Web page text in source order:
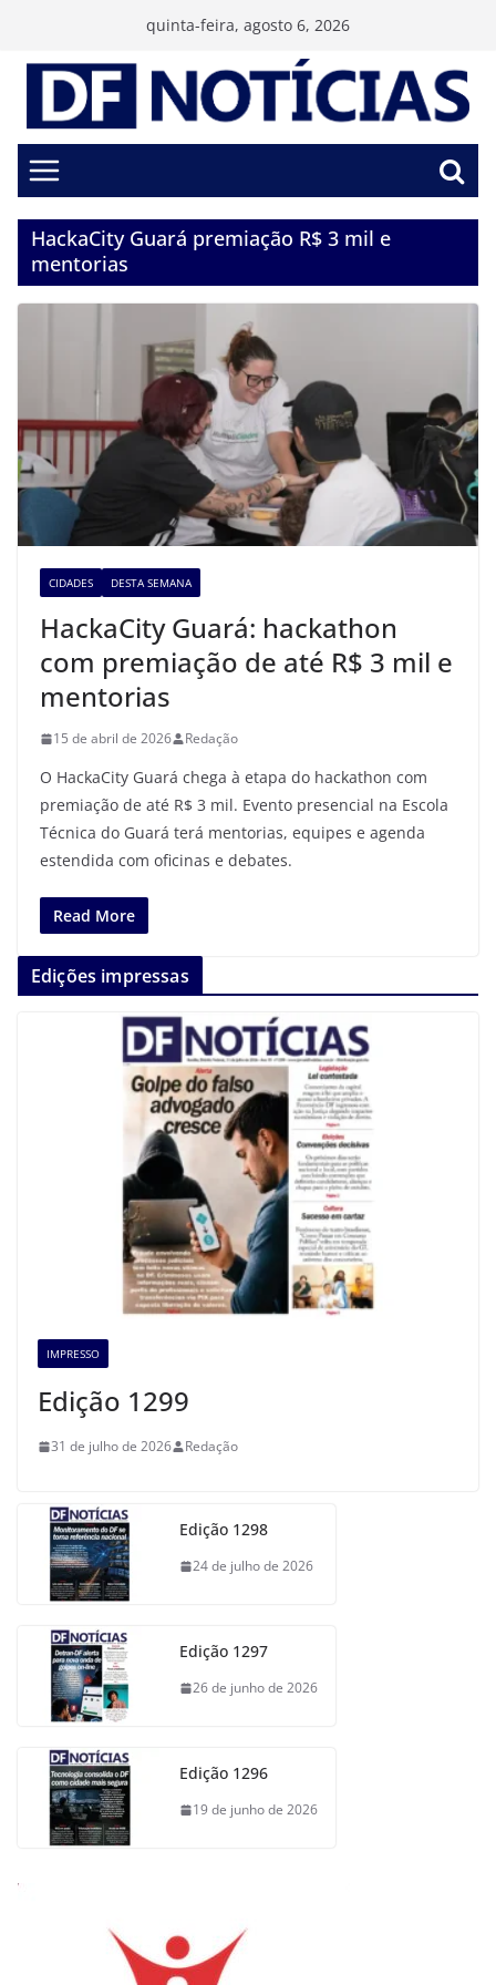
conteúdo
quinta-feira, agosto 6, 2026
HackaCity Guará premiação R$ 3 mil e
mentorias
CIDADES DESTA SEMANA
HackaCity Guará: hackathon
com premiação de até R$ 3 mil e
mentorias
15 de abril de 2026 Redação
O HackaCity Guará chega à etapa do hackathon com
premiação de até R$ 3 mil. Evento presencial na Escola
Técnica do Guará terá mentorias, equipes e agenda
estendida com oficinas e debates.
Read More
Edições impressas
IMPRESSO
Edição 1299
31 de julho de 2026 Redação
Edição 1298
24 de julho de 2026
Edição 1297
26 de junho de 2026
Edição 1296
19 de junho de 2026